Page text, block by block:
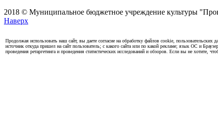
2018 © Муниципальное бюджетное учреждение культуры
Наверх
Продолжая использовать наш сайт, вы даете согласие на обработку файлов cookie,
источник откуда пришел на сайт пользователь; с какого сайта или по какой рекламе; язык ОС и
проведения ретаргетинга и проведения статистических исследований и обзоров. Если вы не хотите,